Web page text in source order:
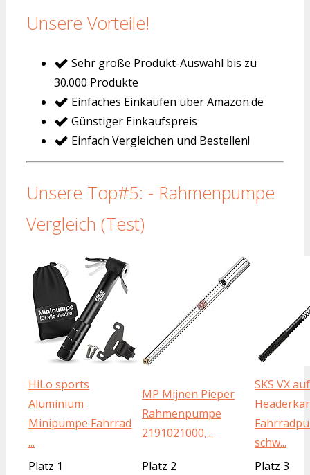
Unsere Vorteile!
Sehr große Produkt-Auswahl bis zu
30.000 Produkte
Einfaches Einkaufen über Amazon.de
Günstiger Einkaufspreis
Einfach Vergleichen und Bestellen!
Unsere Top#5: - Rahmenpumpe
Vergleich (Test)
HiLo sports
Aluminium
Minipumpe Fahrrad
...
MP Mijnen Pieper
Rahmenpumpe
2191021000,...
SKS VX auf
schw...
Platz 1
Platz 2
Platz 3